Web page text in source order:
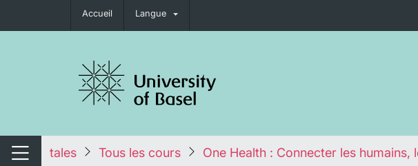
Accueil Langue
de navigation
Changer de navigation
tales Tous les cours One Health : Connecter les